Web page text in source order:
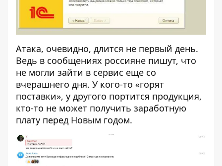
Атака, очевидно, длится не первый день.
Ведь в сообщениях россияне пишут, что
не могли зайти в сервис еще со
вчерашнего дня. У кого-то «горят
поставки», у другого портится продукция,
кто-то не может получить заработную
плату перед Новым годом.